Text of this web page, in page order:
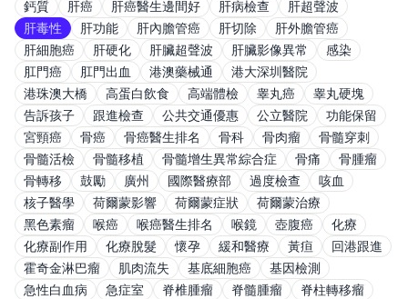
鈣質
肝癌 肝癌醫生邊間好 肝病檢查
肝超聲波
肝毒性
肝功能 肝內膽管癌 肝切除
肝外膽管癌
肝細胞癌
肝硬化 肝臟超聲波 肝臟影像異常
感染
肛門癌
肛門出血 港澳藥械通
港大深圳醫院
港珠澳大橋
高蛋白飲食 高端體檢 睾丸癌
睾丸硬塊
告訴孩子
跟進檢查 公共交通優惠 公立醫院
功能保留
宮頸癌
骨癌 骨癌醫生排名 骨科 骨肉瘤
骨髓穿刺
骨髓活檢
骨髓移植 骨髓增生異常綜合症 骨痛
骨腫瘤
骨轉移
鼓勵 廣州 國際醫療部 過度檢查
咳血
核子醫學
荷爾蒙影響 荷爾蒙症狀
荷爾蒙治療
黑色素瘤
喉癌 喉癌醫生排名 喉鏡 壺腹癌
化療
化療副作用
化療脫髮 懷孕 緩和醫療 黃疸
回港跟進
霍奇金淋巴瘤
肌肉流失 基底細胞癌
基因檢測
急性白血病
急症室 脊椎腫瘤 脊髓腫瘤
脊柱轉移瘤